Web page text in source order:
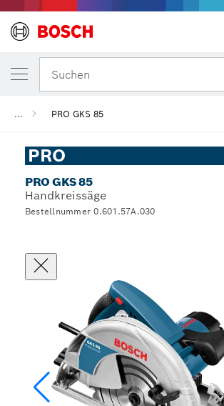
Suchen
... PRO GKS 85
PRO
PRO GKS 85
Handkreissäge
Bestellnummer 0.601.57A.030